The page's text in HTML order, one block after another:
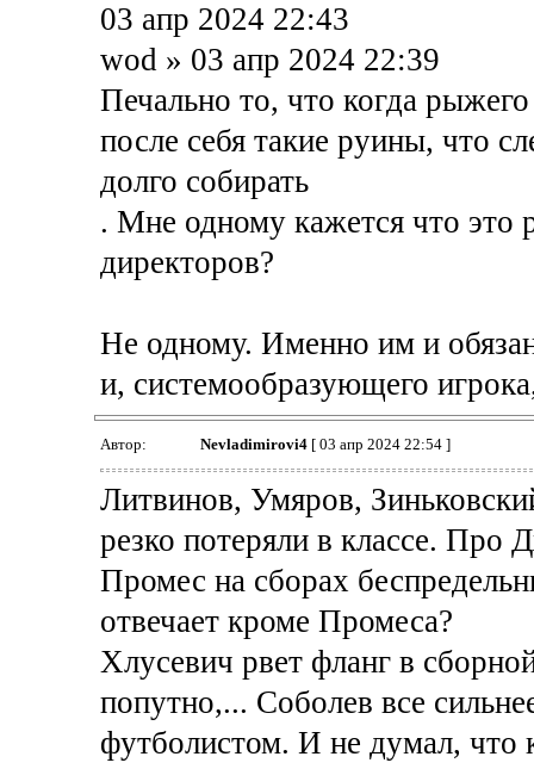
03 апр 2024 22:43
wod » 03 апр 2024 22:39
Печально то, что когда
после себя такие руины, что
долго собирать
. Мне одному кажется что это
директоров?
Не одному. Именно им и
и, системообразующего
Автор: Nevladimirovi4[ 03 апр 2024 22:54 ]
Литвинов, Умяров,
резко потеряли в классе.
Промес на сборах
отвечает кроме Промеса?
Хлусевич рвет фланг в
попутно,... Соболев все
футболистом. И не думал, что